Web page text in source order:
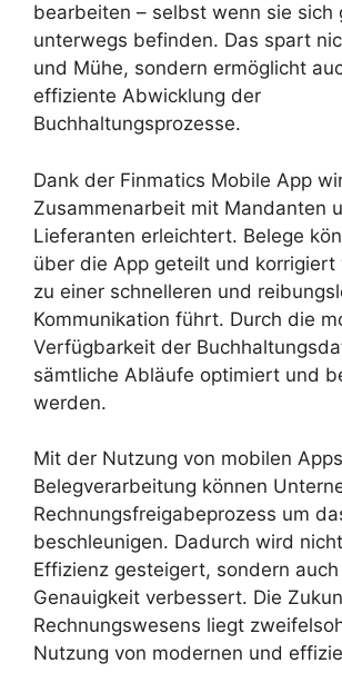
bearbeiten – selbst wenn sie sich
unterwegs befinden. Das spart
und Mühe, sondern ermöglicht
effiziente Abwicklung der
Buchhaltungsprozesse.
Dank der Finmatics Mobile App
Zusammenarbeit mit Mandanten
Lieferanten erleichtert. Belege
über die App geteilt und korrigiert
zu einer schnelleren und
Kommunikation führt. Durch die
Verfügbarkeit der
sämtliche Abläufe optimiert und
werden.
Mit der Nutzung von mobilen
Belegverarbeitung können
Rechnungsfreigabeprozess um
beschleunigen. Dadurch wird
Effizienz gesteigert, sondern
Genauigkeit verbessert. Die
Rechnungswesens liegt
Nutzung von modernen und